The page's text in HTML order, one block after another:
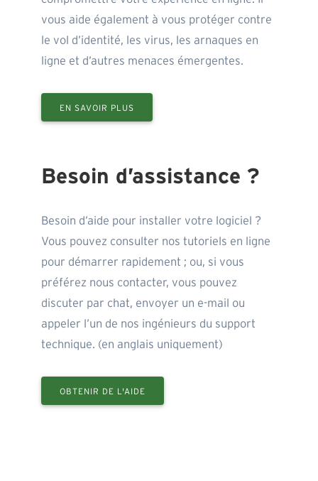
vous aide également à vous protéger contre
le vol d’identité, les virus, les arnaques en
ligne et d’autres menaces émergentes.
EN SAVOIR PLUS
Besoin d’assistance ?
Besoin d’aide pour installer votre logiciel ?
Vous pouvez consulter nos tutoriels en ligne
pour démarrer rapidement ; ou, si vous
préférez nous contacter, vous pouvez
discuter par chat, envoyer un e-mail ou
appeler l’un de nos ingénieurs du support
technique. (en anglais uniquement)
OBTENIR DE L'AIDE